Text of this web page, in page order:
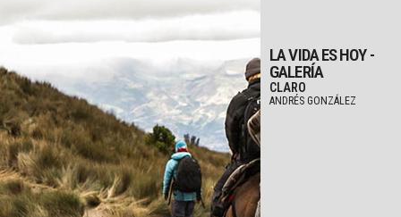
LA VIDA ES HOY -
GALERÍA
CLARO
ANDRÉS GONZÁLEZ